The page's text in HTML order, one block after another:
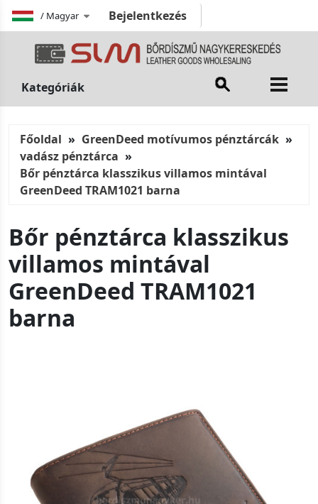
/ Magyar Bejelentkezés
Kategóriák
Főoldal
GreenDeed motívumos pénztárcák
vadász pénztárca
Bőr pénztárca klasszikus villamos mintával
GreenDeed TRAM1021 barna
Bőr pénztárca klasszikus
villamos mintával
GreenDeed TRAM1021
barna